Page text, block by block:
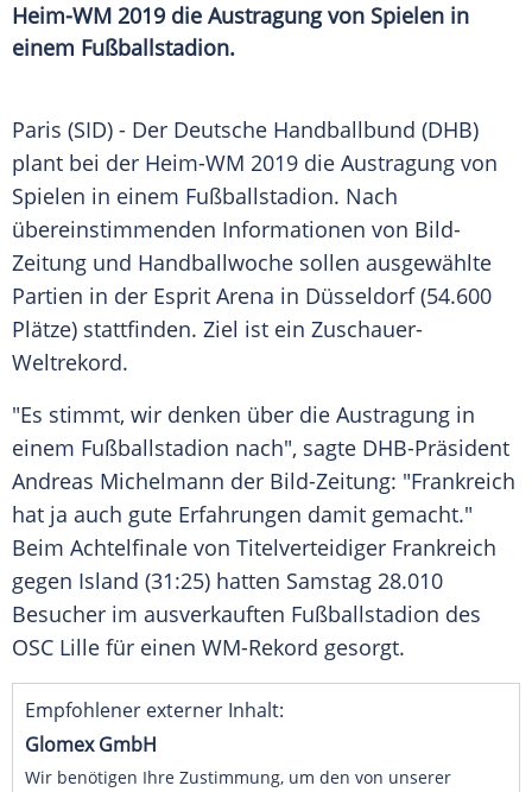
Heim-WM 2019 die Austragung von Spielen in
einem Fußballstadion.
Paris (SID) - Der Deutsche Handballbund (DHB)
plant bei der Heim-WM 2019 die Austragung von
Spielen in einem Fußballstadion. Nach
übereinstimmenden Informationen von Bild-
Zeitung und Handballwoche sollen ausgewählte
Partien in der Esprit Arena in Düsseldorf (54.600
Plätze) stattfinden. Ziel ist ein Zuschauer-
Weltrekord.
"Es stimmt, wir denken über die Austragung in
einem Fußballstadion nach", sagte DHB-Präsident
Andreas Michelmann der Bild-Zeitung: "Frankreich
hat ja auch gute Erfahrungen damit gemacht."
Beim Achtelfinale von Titelverteidiger Frankreich
gegen Island (31:25) hatten Samstag 28.010
Besucher im ausverkauften Fußballstadion des
OSC Lille für einen WM-Rekord gesorgt.
Empfohlener externer Inhalt:
Glomex GmbH
Wir benötigen Ihre Zustimmung, um den von unserer